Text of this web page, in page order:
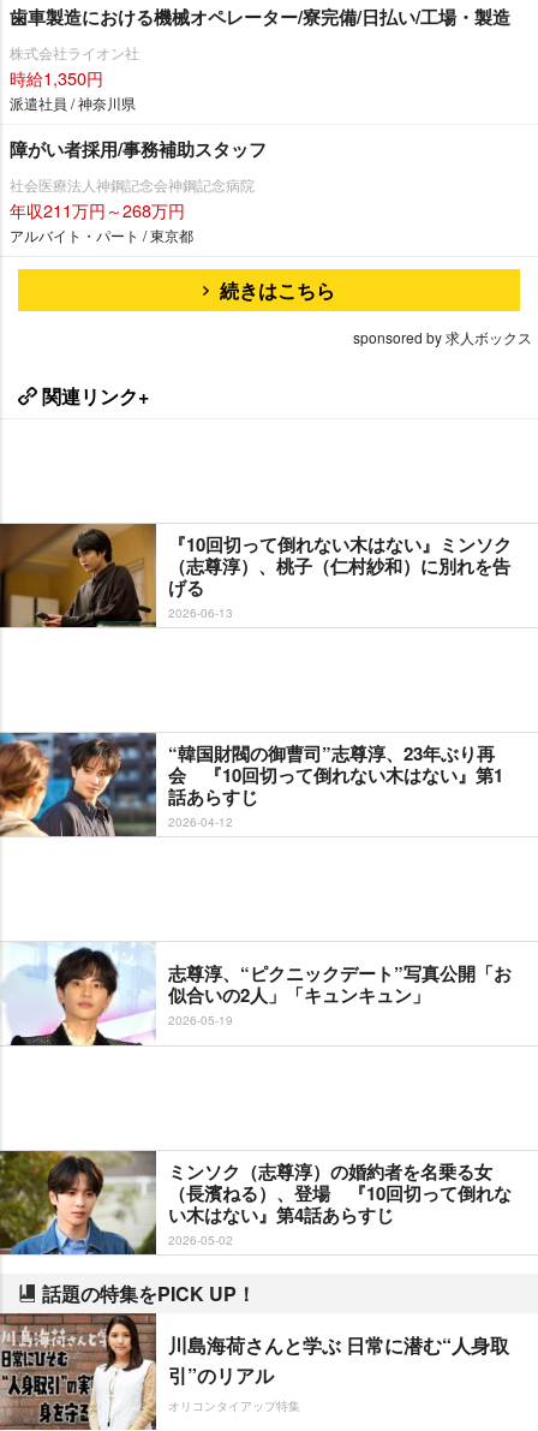
歯車製造における機械オペレーター/寮完備/日払い/工場・製造
株式会社ライオン社
時給1,350円
派遣社員 / 神奈川県
障がい者採用/事務補助スタッフ
社会医療法人神鋼記念会神鋼記念病院
年収211万円～268万円
アルバイト・パート / 東京都
続きはこちら
sponsored by 求人ボックス
関連リンク+
『10回切って倒れない木はない』ミンソク
（志尊淳）、桃子（仁村紗和）に別れを告
げる
2026-06-13
“韓国財閥の御曹司”志尊淳、23年ぶり再
会 『10回切って倒れない木はない』第1
話あらすじ
2026-04-12
志尊淳、“ピクニックデート”写真公開「お
似合いの2人」「キュンキュン」
2026-05-19
ミンソク（志尊淳）の婚約者を名乗る女
（長濱ねる）、登場 『10回切って倒れな
い木はない』第4話あらすじ
2026-05-02
話題の特集をPICK UP！
川島海荷さんと学ぶ 日常に潜む“人身取
引”のリアル
オリコンタイアップ特集